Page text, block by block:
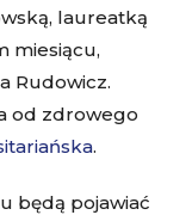
laureatką
miesiącu,
Rudowicz.
od zdrowego
.
będą pojawiać